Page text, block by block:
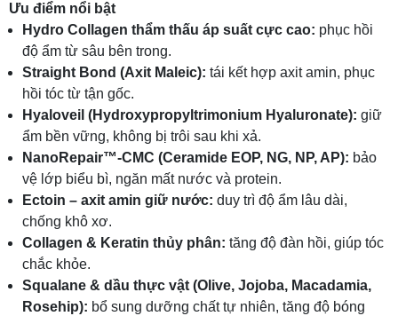
Ưu điểm nổi bật
Hydro Collagen thẩm thấu áp suất cực cao: phục hồi
độ ẩm từ sâu bên trong.
Straight Bond (Axit Maleic): tái kết hợp axit amin, phục
hồi tóc từ tận gốc.
Hyaloveil (Hydroxypropyltrimonium Hyaluronate): giữ
ẩm bền vững, không bị trôi sau khi xả.
NanoRepair™-CMC (Ceramide EOP, NG, NP, AP): bảo
vệ lớp biểu bì, ngăn mất nước và protein.
Ectoin – axit amin giữ nước: duy trì độ ẩm lâu dài,
chống khô xơ.
Collagen & Keratin thủy phân: tăng độ đàn hồi, giúp tóc
chắc khỏe.
Squalane & dầu thực vật (Olive, Jojoba, Macadamia,
Rosehip): bổ sung dưỡng chất tự nhiên, tăng độ bóng